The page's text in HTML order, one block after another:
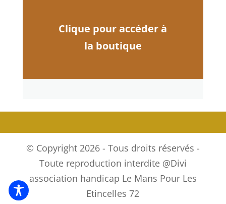
Clique pour accéder à
la boutique
© Copyright 2026 - Tous droits réservés -
Toute reproduction interdite @Divi
association handicap Le Mans Pour Les
Etincelles 72